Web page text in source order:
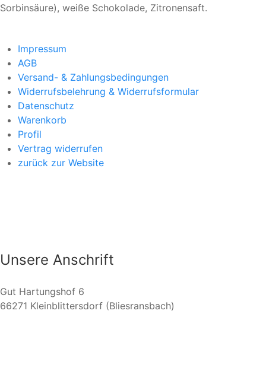
Sorbinsäure), weiße Schokolade, Zitronensaft.
Impressum
AGB
Versand- & Zahlungsbedingungen
Widerrufsbelehrung & Widerrufsformular
Datenschutz
Warenkorb
Profil
Vertrag widerrufen
zurück zur Website
Unsere Anschrift
Gut Hartungshof 6
66271 Kleinblittersdorf (Bliesransbach)